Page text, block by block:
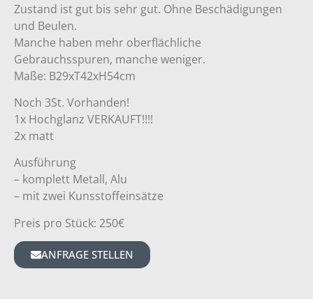
Zustand ist gut bis sehr gut. Ohne Beschädigungen
und Beulen.
Manche haben mehr oberflächliche
Gebrauchsspuren, manche weniger.
Maße: B29xT42xH54cm
Noch 3St. Vorhanden!
1x Hochglanz VERKAUFT!!!!
2x matt
Ausführung
– komplett Metall, Alu
– mit zwei Kunsstoffeinsätze
Preis pro Stück: 250€
ANFRAGE STELLEN